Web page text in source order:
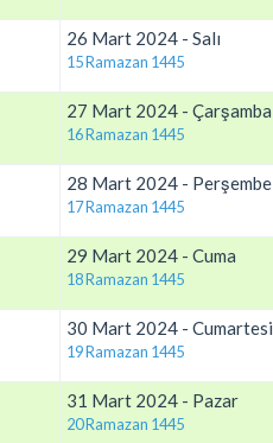
26 Mart 2024 - Salı
15 Ramazan 1445
27 Mart 2024 - Çarşamba
16 Ramazan 1445
28 Mart 2024 - Perşembe
17 Ramazan 1445
29 Mart 2024 - Cuma
18 Ramazan 1445
30 Mart 2024 - Cumartesi
19 Ramazan 1445
31 Mart 2024 - Pazar
20 Ramazan 1445